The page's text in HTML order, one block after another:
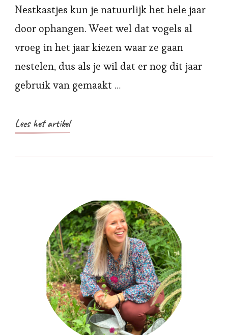
Nestkastjes kun je natuurlijk het hele jaar
door ophangen. Weet wel dat vogels al
vroeg in het jaar kiezen waar ze gaan
nestelen, dus als je wil dat er nog dit jaar
gebruik van gemaakt …
Lees het artikel